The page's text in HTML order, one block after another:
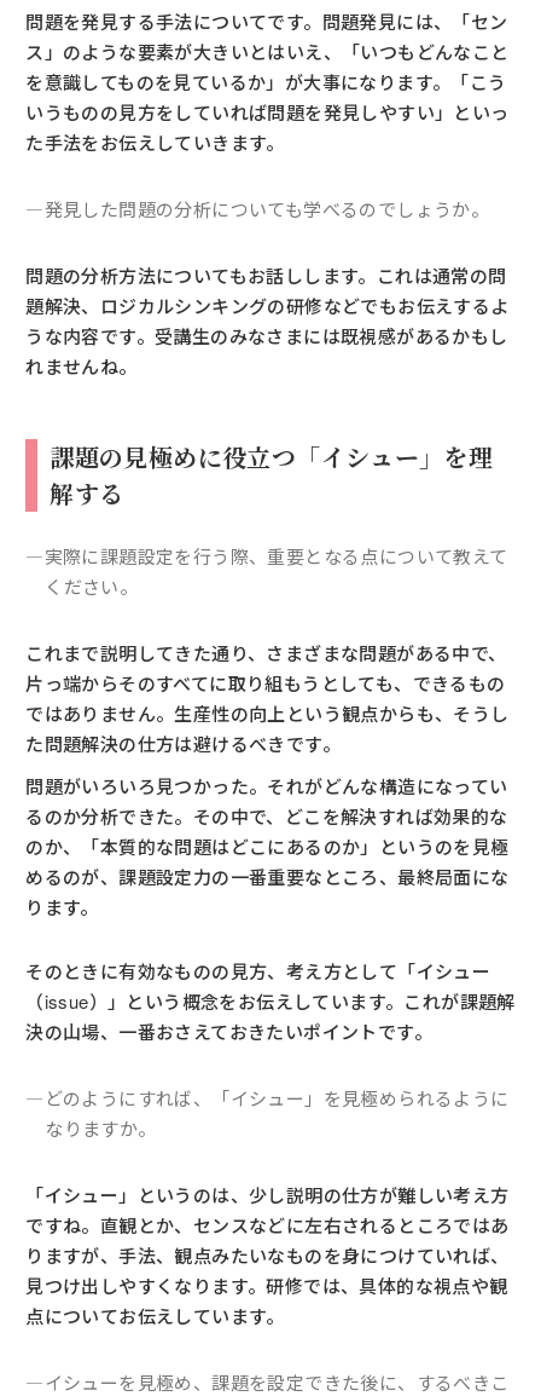
問題を発見する手法についてです。問題発見には、「セン
ス」のような要素が大きいとはいえ、「いつもどんなこと
を意識してものを見ているか」が大事になります。「こう
いうものの見方をしていれば問題を発見しやすい」といっ
た手法をお伝えしていきます。
―発見した問題の分析についても学べるのでしょうか。
問題の分析方法についてもお話しします。これは通常の問
題解決、ロジカルシンキングの研修などでもお伝えするよ
うな内容です。受講生のみなさまには既視感があるかもし
れませんね。
課題の見極めに役立つ「イシュー」を理
解する
―実際に課題設定を行う際、重要となる点について教えて
ください。
これまで説明してきた通り、さまざまな問題がある中で、
片っ端からそのすべてに取り組もうとしても、できるもの
ではありません。生産性の向上という観点からも、そうし
た問題解決の仕方は避けるべきです。
問題がいろいろ見つかった。それがどんな構造になってい
るのか分析できた。その中で、どこを解決すれば効果的な
のか、「本質的な問題はどこにあるのか」というのを見極
めるのが、課題設定力の一番重要なところ、最終局面にな
ります。
そのときに有効なものの見方、考え方として「イシュー
（issue）」という概念をお伝えしています。これが課題解
決の山場、一番おさえておきたいポイントです。
―どのようにすれば、「イシュー」を見極められるように
なりますか。
「イシュー」というのは、少し説明の仕方が難しい考え方
ですね。直観とか、センスなどに左右されるところではあ
りますが、手法、観点みたいなものを身につけていれば、
見つけ出しやすくなります。研修では、具体的な視点や観
点についてお伝えしています。
―イシューを見極め、課題を設定できた後に、するべきこ